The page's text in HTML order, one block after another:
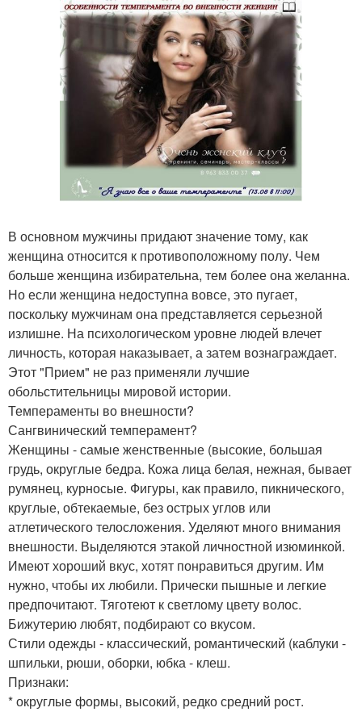
В основном мужчины придают значение тому, как
женщина относится к противоположному полу. Чем
больше женщина избирательна, тем более она желанна.
Но если женщина недоступна вовсе, это пугает,
поскольку мужчинам она представляется серьезной
излишне. На психологическом уровне людей влечет
личность, которая наказывает, а затем вознаграждает.
Этот "Прием" не раз применяли лучшие
обольстительницы мировой истории.
Темпераменты во внешности?
Сангвинический темперамент?
Женщины - самые женственные (высокие, большая
грудь, округлые бедра. Кожа лица белая, нежная, бывает
румянец, курносые. Фигуры, как правило, пикнического,
круглые, обтекаемые, без острых углов или
атлетического телосложения. Уделяют много внимания
внешности. Выделяются этакой личностной изюминкой.
Имеют хороший вкус, хотят понравиться другим. Им
нужно, чтобы их любили. Прически пышные и легкие
предпочитают. Тяготеют к светлому цвету волос.
Бижутерию любят, подбирают со вкусом.
Стили одежды - классический, романтический (каблуки -
шпильки, рюши, оборки, юбка - клеш.
Признаки:
* округлые формы, высокий, редко средний рост.